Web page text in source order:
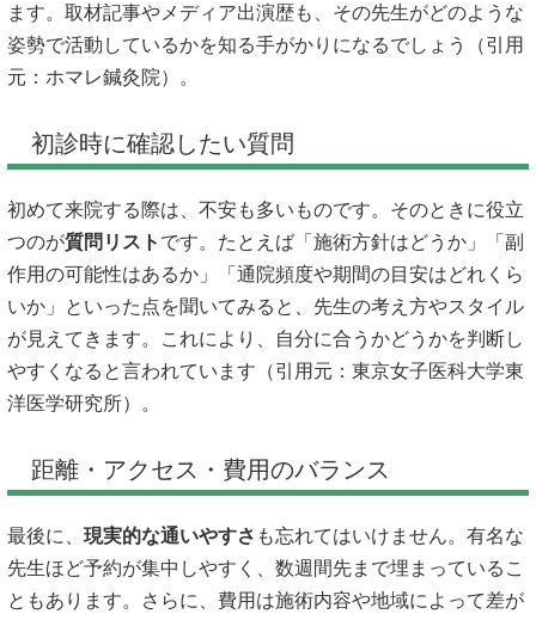
ます。取材記事やメディア出演歴も、その先生がどのような
姿勢で活動しているかを知る手がかりになるでしょう（引用
元： ホマレ鍼灸院）。
初診時に確認したい質問
初めて来院する際は、不安も多いものです。そのときに役立
つのが質問リスト です。たとえば「施術方針はどうか」「副
作用の可能性はあるか」「通院頻度や期間の目安はどれくら
いか」といった点を聞いてみると、先生の考え方やスタイル
が見えてきます。これにより、自分に合うかどうかを判断し
やすくなると言われています（引用元： 東京女子医科大学東
洋医学研究所）。
距離・アクセス・費用のバランス
最後に、 現実的な通いやすさ も忘れてはいけません。有名な
先生ほど予約が集中しやすく、数週間先まで埋まっているこ
ともあります。さらに、費用は施術内容や地域によって差が